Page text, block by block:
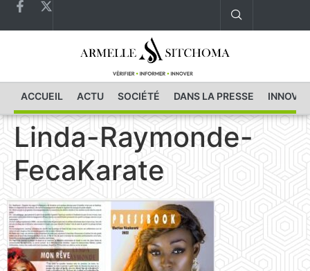
ACCUEIL ACTU SOCIÉTÉ DANS LA PRESSE
Linda-Raymonde-
FecaKarate